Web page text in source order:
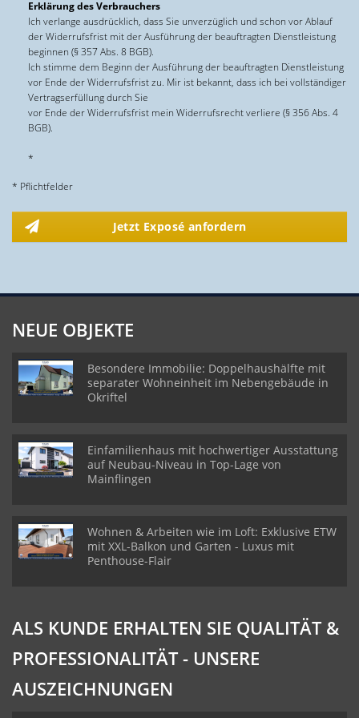
Erklärung des Verbrauchers
Ich verlange ausdrücklich, dass Sie unverzüglich und schon vor Ablauf
der Widerrufsfrist mit der Ausführung der beauftragten Dienstleistung
beginnen (§ 357 Abs. 8 BGB).
Ich stimme dem Beginn der Ausführung der beauftragten Dienstleistung
vor Ende der Widerrufsfrist zu. Mir ist bekannt, dass ich bei vollständiger
Vertragserfüllung durch Sie
vor Ende der Widerrufsfrist mein Widerrufsrecht verliere (§ 356 Abs. 4
BGB).
*
* Pflichtfelder
Jetzt Exposé anfordern
NEUE OBJEKTE
Besondere Immobilie: Doppelhaushälfte mit
separater Wohneinheit im Nebengebäude in
Okriftel
Einfamilienhaus mit hochwertiger Ausstattung
auf Neubau-Niveau in Top-Lage von
Mainflingen
Wohnen & Arbeiten wie im Loft: Exklusive ETW
mit XXL-Balkon und Garten - Luxus mit
Penthouse-Flair
ALS KUNDE ERHALTEN SIE QUALITÄT &
PROFESSIONALITÄT - UNSERE
AUSZEICHNUNGEN